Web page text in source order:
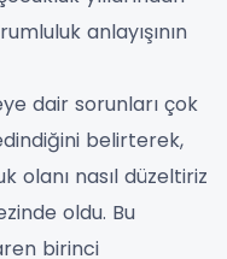
anlayışının
dair sorunları çok
belirterek,
olanı nasıl düzeltiriz
oldu. Bu
birinci